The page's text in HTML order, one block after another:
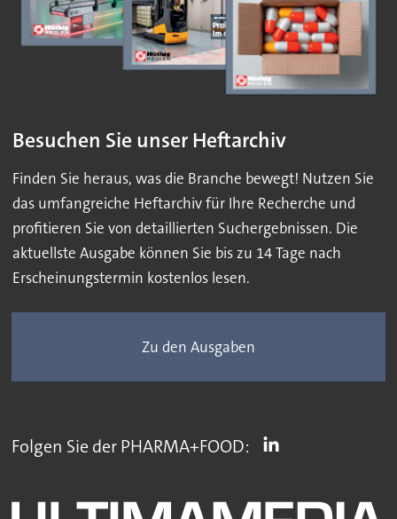
Besuchen Sie unser Heftarchiv
Finden Sie heraus, was die Branche bewegt! Nutzen Sie
das umfangreiche Heftarchiv für Ihre Recherche und
profitieren Sie von detaillierten Suchergebnissen. Die
aktuellste Ausgabe können Sie bis zu 14 Tage nach
Erscheinungstermin kostenlos lesen.
Zu den Ausgaben
Folgen Sie der PHARMA+FOOD: